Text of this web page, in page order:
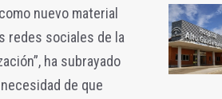
nuevo material
redes sociales de la
ha subrayado
de que